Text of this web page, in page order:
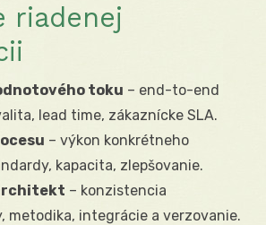
riadenej
toku – end-to-end
lead time, zákaznícke SLA.
– výkon konkrétneho
kapacita, zlepšovanie.
– konzistencia
metodika, integrácie a verzovanie.